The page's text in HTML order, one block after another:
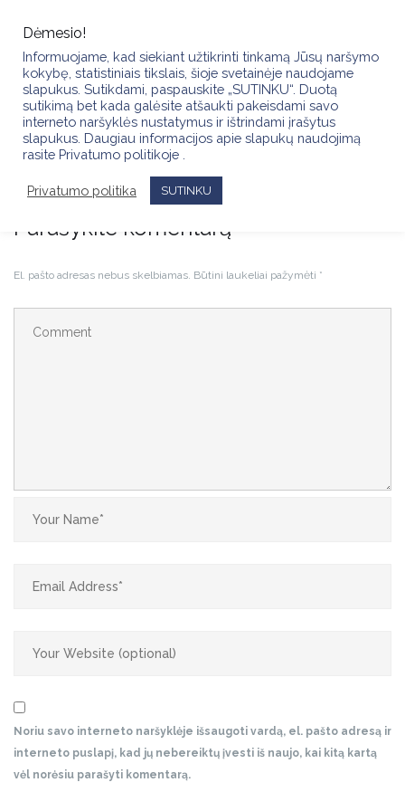
content
IMG_3240
Parašykite komentarą
El. pašto adresas nebus skelbiamas. Būtini laukeliai pažymėti *
Noriu savo interneto naršyklėje išsaugoti vardą, el. pašto adresą ir
interneto puslapį, kad jų nebereiktų įvesti iš naujo, kai kitą kartą
vėl norėsiu parašyti komentarą.
Dėmesio!
Informuojame, kad siekiant užtikrinti tinkamą Jūsų naršymo
kokybę, statistiniais tikslais, šioje svetainėje naudojame
slapukus. Sutikdami, paspauskite „SUTINKU“. Duotą
sutikimą bet kada galėsite atšaukti pakeisdami savo
interneto naršyklės nustatymus ir ištrindami įrašytus
slapukus. Daugiau informacijos apie slapukų naudojimą
rasite Privatumo politikoje .
Privatumo politika SUTINKU